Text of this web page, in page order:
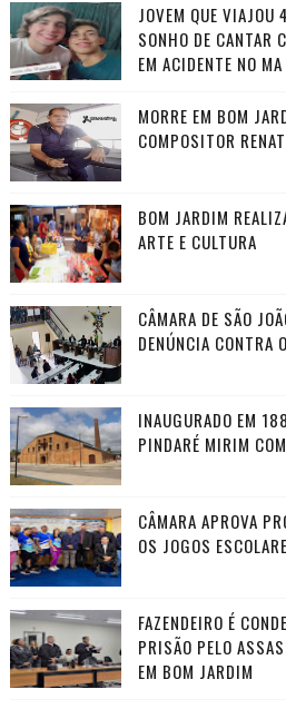
JOVEM QUE VIAJOU
SONHO DE CANTAR
EM ACIDENTE NO MA
MORRE EM BOM
COMPOSITOR
BOM JARDIM
ARTE E CULTURA
CÂMARA DE SÃO
DENÚNCIA CONTRA
INAUGURADO EM
PINDARÉ MIRIM
CÂMARA APROVA
OS JOGOS
FAZENDEIRO É
PRISÃO PELO
EM BOM JARDIM